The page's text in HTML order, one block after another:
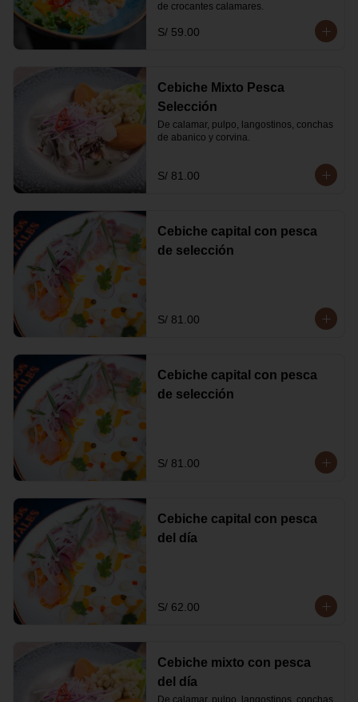
de crocantes calamares.
S/ 59.00
Cebiche Mixto Pesca
Selección
De calamar, pulpo, langostinos, conchas
de abanico y corvina.
S/ 81.00
Cebiche capital con pesca
de selección
S/ 81.00
Cebiche capital con pesca
de selección
S/ 81.00
Cebiche capital con pesca
del día
S/ 62.00
Cebiche mixto con pesca
del día
De calamar, pulpo, langostinos, conchas